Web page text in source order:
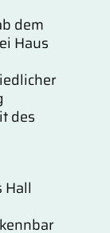
dem
Haus
des
Hall